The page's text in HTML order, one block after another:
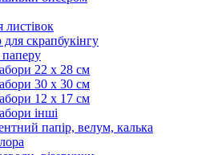
листівок
скрапбукінгу
22 х 28 см
30 х 30 см
12 х 17 см
інші
папір, велум, калька